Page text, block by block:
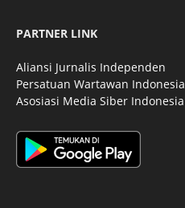
PARTNER LINK
Aliansi Jurnalis Independen
Persatuan Wartawan Indonesia
Asosiasi Media Siber Indonesia